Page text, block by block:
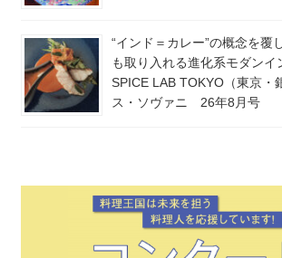
“インド＝カレー”の概念を覆
も取り入れる進化系モダン
SPICE LAB TOKYO（東京
ス・ソヴァニ 26年8月号